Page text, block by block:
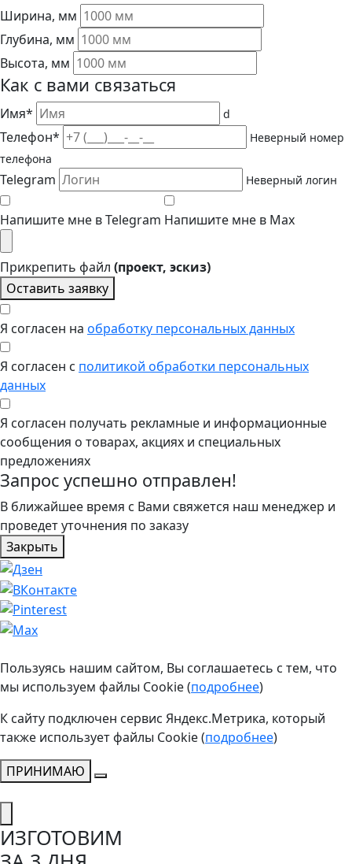
Ширина, мм
Глубина, мм
Высота, мм
Как с вами связаться
Имя* d
Телефон*
Неверный номер
телефона
Telegram Неверный логин
Напишите мне в Telegram Напишите мне в Max
Прикрепить файл (проект, эскиз)
Оставить заявку
Я согласен на обработку персональных данных
Я согласен с политикой обработки персональных
данных
Я согласен получать рекламные и информационные
сообщения о товарах, акциях и специальных
предложениях
Запрос успешно отправлен!
В ближайшее время с Вами свяжется наш менеджер и
проведет уточнения по заказу
Закрыть
Пользуясь нашим сайтом, Вы соглашаетесь с тем, что
мы используем файлы Cookie (подробнее)
К сайту подключен сервис Яндекс.Метрика, который
также использует файлы Cookie (подробнее)
ПРИНИМАЮ
ИЗГОТОВИМ